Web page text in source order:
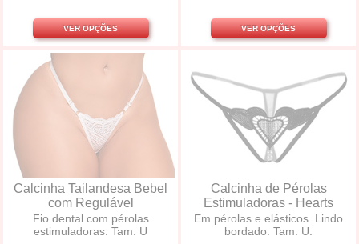
VER OPÇÕES VER OPÇÕES
Calcinha Tailandesa Bebel
com Regulável
Fio dental com pérolas
estimuladoras. Tam. U
Calcinha de Pérolas
Estimuladoras - Hearts
Em pérolas e elásticos. Lindo
bordado. Tam. U.